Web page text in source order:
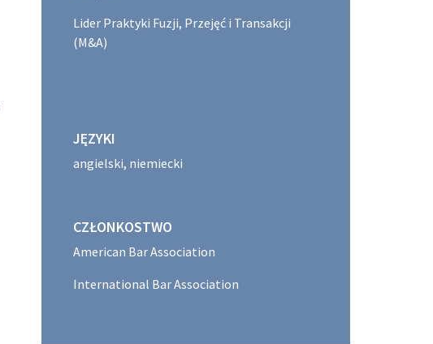
Lider Praktyki Fuzji, Przejęć i Transakcji
(M&A)
JĘZYKI
angielski, niemiecki
CZŁONKOSTWO
American Bar Association
International Bar Association